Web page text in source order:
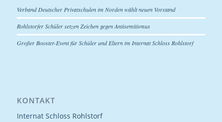
Verband Deutscher Privatschulen im Norden wählt neuen Vorstand
Rohlstorfer Schüler setzen Zeichen gegen Antisemitismus
Großer Booster-Event für Schüler und Eltern im Internat Schloss Rohlstorf
KONTAKT
Internat Schloss Rohlstorf